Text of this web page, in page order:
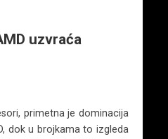
uzvraća
primetna je dominacija
dok u brojkama to izgleda